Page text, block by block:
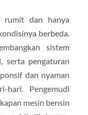
rumit dan hanya
berbeda.
sistem
serta pengaturan
dan nyaman
hari. Pengemudi
mesin bensin